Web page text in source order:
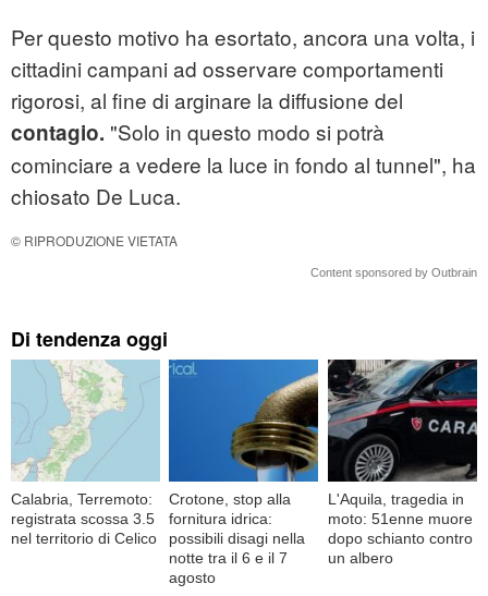
Per questo motivo ha esortato, ancora una volta, i
cittadini campani ad osservare comportamenti
rigorosi, al fine di arginare la diffusione del
contagio. "Solo in questo modo si potrà
cominciare a vedere la luce in fondo al tunnel", ha
chiosato De Luca.
© RIPRODUZIONE VIETATA
Content sponsored by Outbrain
Di tendenza oggi
Calabria, Terremoto:
registrata scossa 3.5
nel territorio di Celico
Crotone, stop alla
fornitura idrica:
possibili disagi nella
notte tra il 6 e il 7
agosto
L'Aquila, tragedia in
moto: 51enne muore
dopo schianto contro
un albero